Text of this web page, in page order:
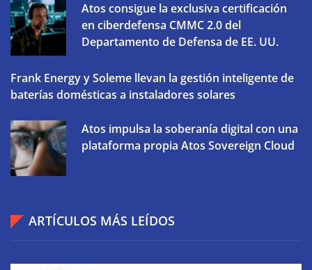
Atos consigue la exclusiva certificación
en ciberdefensa CMMC 2.0 del
Departamento de Defensa de EE. UU.
Frank Energy y Soleme llevan la gestión inteligente de
baterías domésticas a instaladores solares
Atos impulsa la soberanía digital con una
plataforma propia Atos Sovereign Cloud
ARTÍCULOS MÁS LEÍDOS